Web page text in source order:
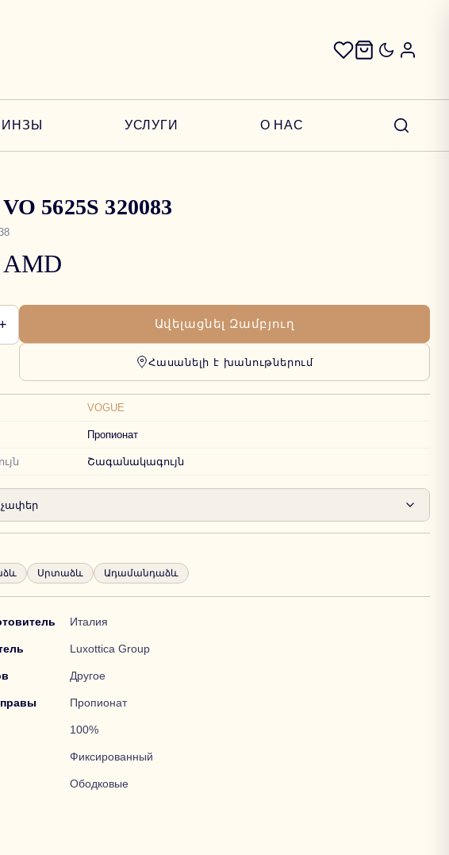
УСЛУГИ О НАС
5625S 320083
AMD
Ավելացնել Զամբյուղ
Հասանելի է խանութներում
VOGUE
Пропионат
Շագանակագույն
չափեր
Սրտաձև Ադամանդաձև
Италия
Luxottica Group
Другое
Пропионат
100%
Фиксированный
Ободковые